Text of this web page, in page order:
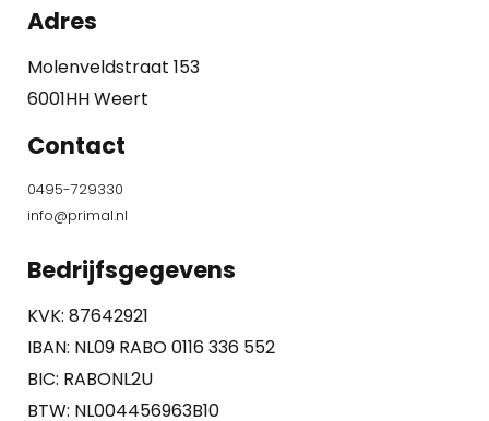
Adres
Molenveldstraat 153
6001HH Weert
Contact
0495-729330
info@primal.nl
Bedrijfsgegevens
KVK: 87642921
IBAN: NL09 RABO 0116 336 552
BIC: RABONL2U
BTW: NL004456963B10